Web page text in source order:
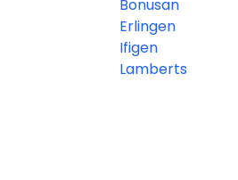
Bonusan
Erlingen
Ifigen
Lamberts